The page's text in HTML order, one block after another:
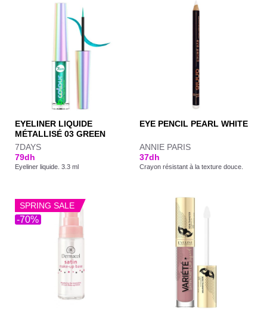
EYELINER LIQUIDE
MÉTALLISÉ 03 GREEN
7DAYS
79dh
Eyeliner liquide. 3.3 ml
EYE PENCIL PEARL WHITE
ANNIE PARIS
37dh
Crayon résistant à la texture douce.
-70%
SPRING SALE